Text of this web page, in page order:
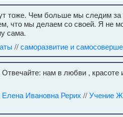
тоже. Чем больше мы следим
что мы делаем со своей. Я не
сама.
//саморазвитие и
нам в любви ,
Ивановна Рерих //Учение